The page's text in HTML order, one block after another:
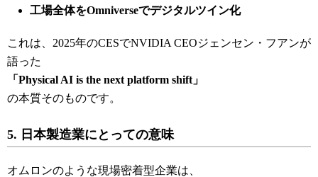
工場全体をOmniverseでデジタルツイン化
これは、2025年のCESでNVIDIA CEOジェンセン・フアンが
語った
「Physical AI is the next platform shift」
の本質そのものです。
5. 日本製造業にとっての意味
オムロンのような現場密着型企業は、